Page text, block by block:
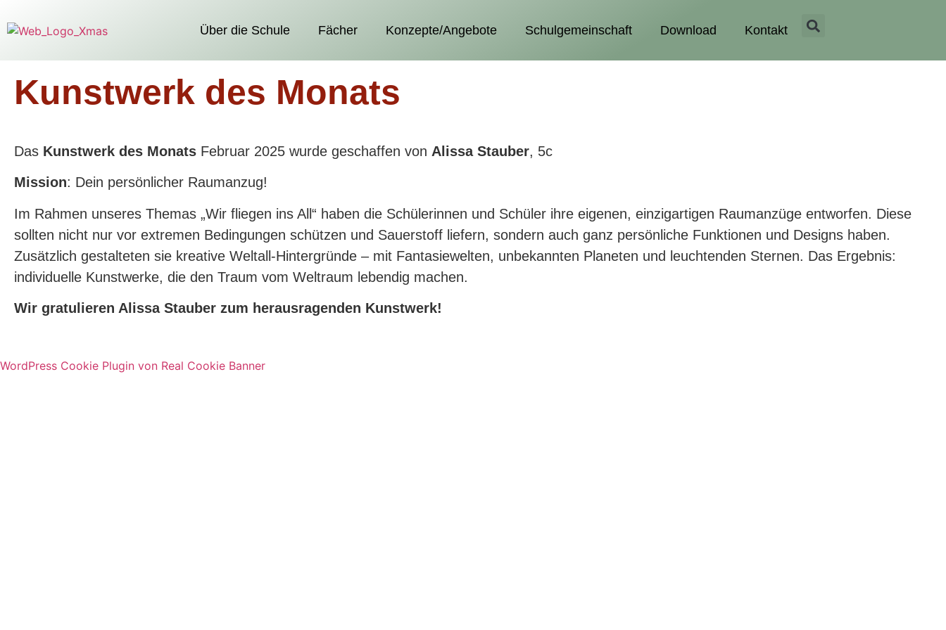
Über die Schule Fächer Konzepte/Angebote Schulgemeinschaft Download Kontakt
Kunstwerk des Monats
Das Kunstwerk des Monats Februar 2025 wurde geschaffen von Alissa Stauber, 5c
Mission: Dein persönlicher Raumanzug!
Im Rahmen unseres Themas „Wir fliegen ins All“ haben die Schülerinnen und Schüler ihre eigenen, einzigartigen Raumanzüge entworfen. Diese
sollten nicht nur vor extremen Bedingungen schützen und Sauerstoff liefern, sondern auch ganz persönliche Funktionen und Designs haben.
Zusätzlich gestalteten sie kreative Weltall-Hintergründe – mit Fantasiewelten, unbekannten Planeten und leuchtenden Sternen. Das Ergebnis:
individuelle Kunstwerke, die den Traum vom Weltraum lebendig machen.
Wir gratulieren Alissa Stauber zum herausragenden Kunstwerk!
WordPress Cookie Plugin von Real Cookie Banner